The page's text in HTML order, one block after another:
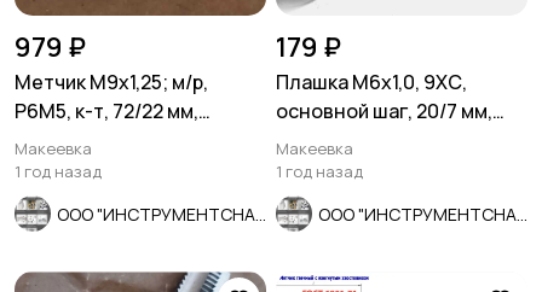
979 ₽
Метчик М9х1,25; м/р,
Р6М5, к-т, 72/22 мм,
основной шаг, ГОСТ 3266-
81.
Макеевка
1 год назад
179 ₽
Плашка М6х1,0, 9ХС,
основной шаг, 20/7 мм,
ГОСТ 7740-71.
Макеевка
1 год назад